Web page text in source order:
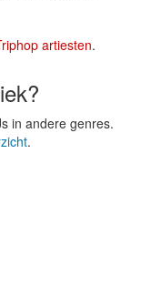
artiesten.
in andere genres.
.